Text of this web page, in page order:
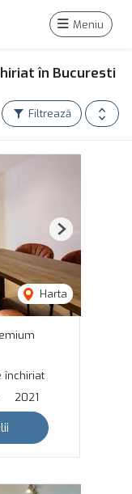
Meniu
în Bucuresti
Filtrează
Harta
Next
închiriat
2021